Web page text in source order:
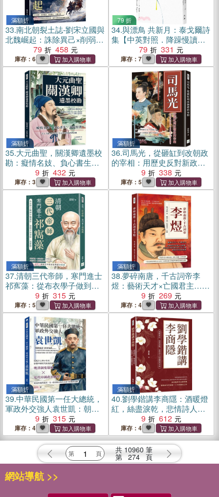
滿額折
33.南北朝裂土誌-劉宋立國與
北魏崛起：誅除異己×削弱豪
族×邊境失守×孤城死戰……
劉宋政權在內憂外患中，如
何撐起半壁江山？
79 458
庫存：6
79 折
34.與漂鳥 共新月：泰戈爾詩
集【中英對照．降躁慢讀
79 331
庫存：7
滿額折
35.大元曲聖，關漢卿遺墨校
勘：癡情名妓、負心書生、
義氣好漢……千人千面，呼
之欲出，大元市井的血肉與
內蘊
9 432
庫存：3
滿額折
36.司馬光，從砸缸到改朝政
的宰相：用歷史反對新政，
最會用過去影響現在的官
9 338
庫存：5
滿額折
37.清朝三代帝師，寒門進士
祁寯藻：從布衣學子做到中
樞重臣，靠的不是命好，是
節操！
9 315
庫存：5
滿額折
38.夢碎南唐，千古詞帝李
煜：藝術天才×亡國君主……
從南唐繁華到江山傾覆，以
詩詞呈現李後主在五代十國
動盪中的命運軌跡
9 269
庫存：4
滿額折
39.中華民國第一任大總統，
軍政外交強人袁世凱：朝鮮
風雲、新軍崛起……在內憂
外患與革命浪潮交織的晚清
時代，袁世凱如何憑實力與
手腕登上政治舞臺？
9 315
庫存：4
滿額折
40.劉學鍇講李商隱：酒暖燈
紅，絲盡淚乾，悲情詩人的
謎題與美學
9 612
庫存：4
共 10960 筆
第 274 頁
網站導航 >>